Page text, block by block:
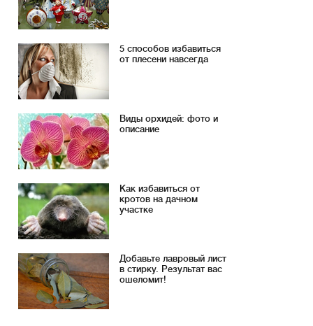
5 способов избавиться
от плесени навсегда
Виды орхидей: фото и
описание
Как избавиться от
кротов на дачном
участке
Добавьте лавровый лист
в стирку. Результат вас
ошеломит!